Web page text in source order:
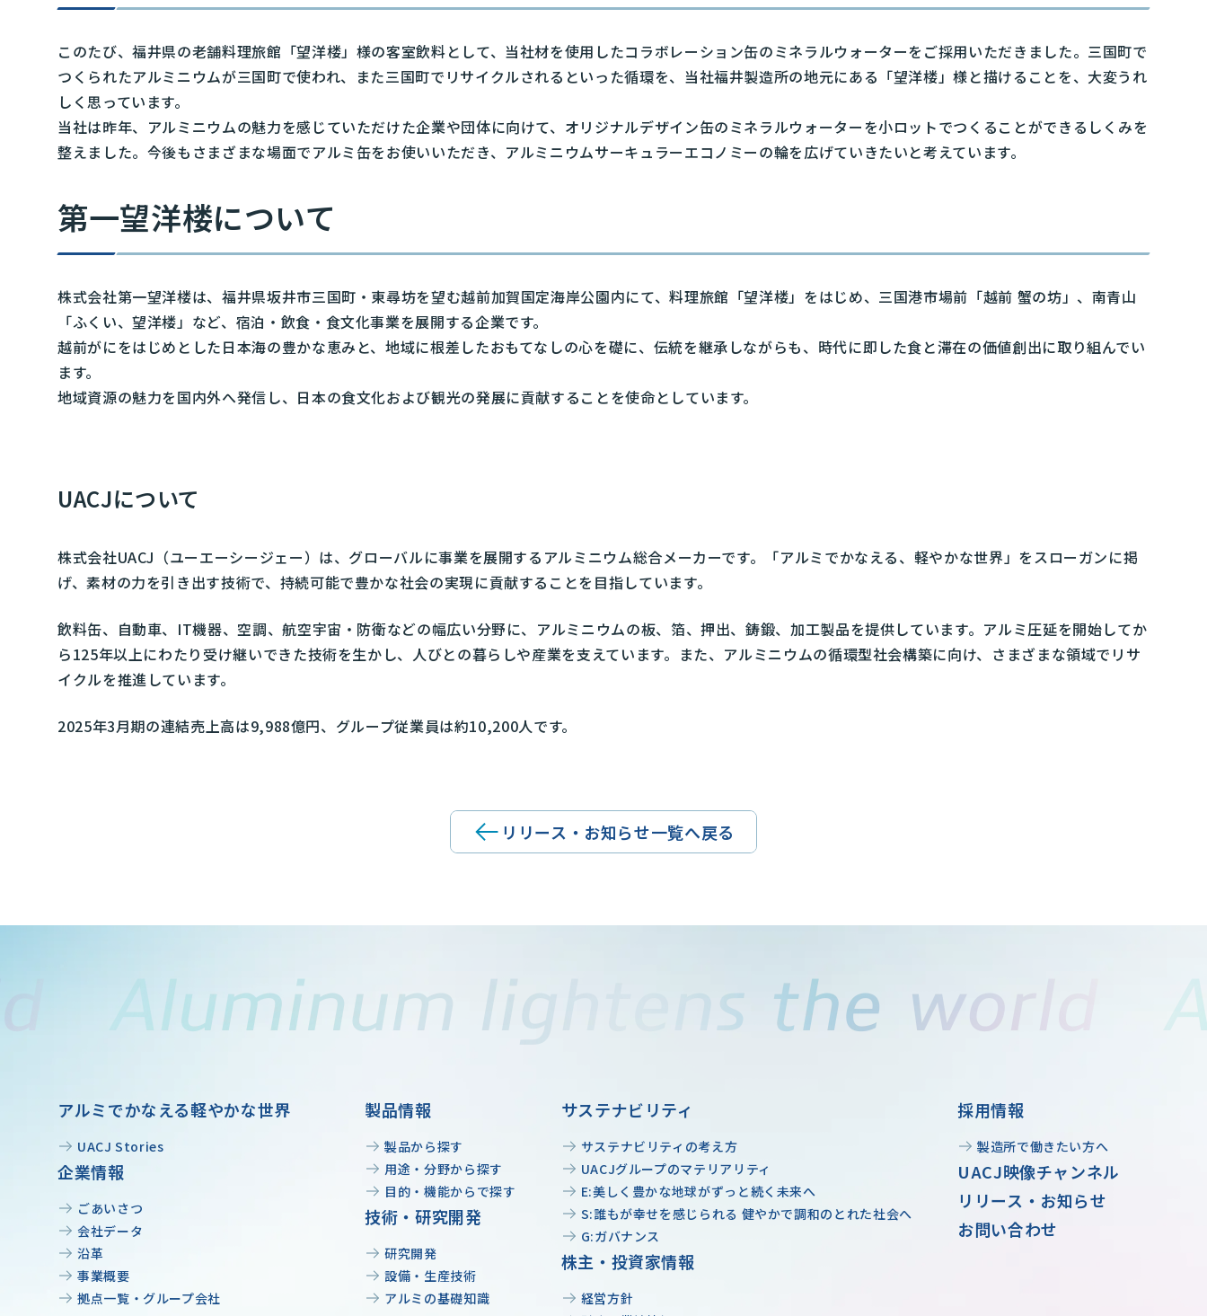
このたび、福井県の老舗料理旅館「望洋楼」様の客室飲料として、当社材を使用したコラボレーション缶のミネラルウォーターをご採用いただきました。三国町で
つくられたアルミニウムが三国町で使われ、また三国町でリサイクルされるといった循環を、当社福井製造所の地元にある「望洋楼」様と描けることを、大変うれ
しく思っています。
当社は昨年、アルミニウムの魅力を感じていただけた企業や団体に向けて、オリジナルデザイン缶のミネラルウォーターを小ロットでつくることができるしくみを
整えました。今後もさまざまな場面でアルミ缶をお使いいただき、アルミニウムサーキュラーエコノミーの輪を広げていきたいと考えています。
第一望洋楼について
株式会社第一望洋楼は、福井県坂井市三国町・東尋坊を望む越前加賀国定海岸公園内にて、料理旅館「望洋楼」をはじめ、三国港市場前「越前 蟹の坊」、南青山
「ふくい、望洋楼」など、宿泊・飲食・食文化事業を展開する企業です。
越前がにをはじめとした日本海の豊かな恵みと、地域に根差したおもてなしの心を礎に、伝統を継承しながらも、時代に即した食と滞在の価値創出に取り組んでい
ます。
地域資源の魅力を国内外へ発信し、日本の食文化および観光の発展に貢献することを使命としています。
UACJについて
株式会社UACJ（ユーエーシージェー）は、グローバルに事業を展開するアルミニウム総合メーカーです。「アルミでかなえる、軽やかな世界」をスローガンに掲
げ、素材の力を引き出す技術で、持続可能で豊かな社会の実現に貢献することを目指しています。
飲料缶、自動車、IT機器、空調、航空宇宙・防衛などの幅広い分野に、アルミニウムの板、箔、押出、鋳鍛、加工製品を提供しています。アルミ圧延を開始してか
ら125年以上にわたり受け継いできた技術を生かし、人びとの暮らしや産業を支えています。また、アルミニウムの循環型社会構築に向け、さまざまな領域でリサ
イクルを推進しています。
2025年3月期の連結売上高は9,988億円、グループ従業員は約10,200人です。
リリース・お知らせ一覧へ戻る
アルミでかなえる軽やかな世界
UACJ Stories
企業情報
ごあいさつ
会社データ
沿革
事業概要
拠点一覧・グループ会社
製品情報
製品から探す
用途・分野から探す
目的・機能からで探す
技術・研究開発
研究開発
設備・生産技術
アルミの基礎知識
サステナビリティ
サステナビリティの考え方
UACJグループのマテリアリティ
E:美しく豊かな地球がずっと続く未来へ
S:誰もが幸せを感じられる 健やかで調和のとれた社会へ
G:ガバナンス
株主・投資家情報
経営方針
採用情報
製造所で働きたい方へ
UACJ映像チャンネル
リリース・お知らせ
お問い合わせ